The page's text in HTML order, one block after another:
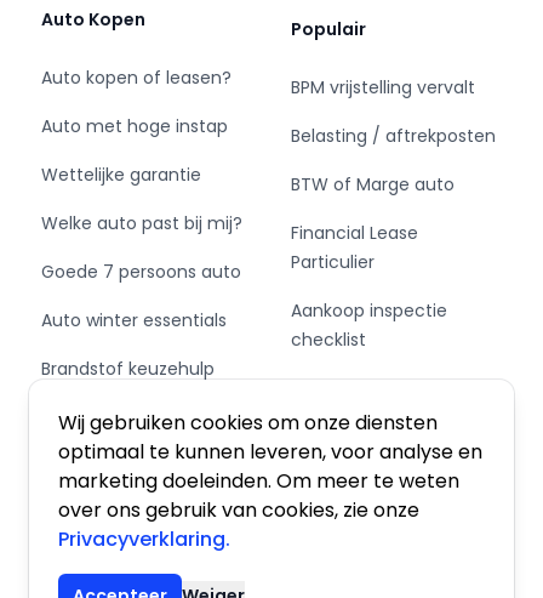
Wij gebruiken cookies om onze diensten
optimaal te kunnen leveren, voor analyse en
marketing doeleinden. Om meer te weten
over ons gebruik van cookies, zie onze
Privacyverklaring.
Auto Kopen
Auto kopen of leasen?
Auto met hoge instap
Wettelijke garantie
Welke auto past bij mij?
Goede 7 persoons auto
Auto winter essentials
Brandstof keuzehulp
Schakel of automaat?
Populair
BPM vrijstelling vervalt
Belasting / aftrekposten
BTW of Marge auto
Financial Lease
Particulier
Aankoop inspectie
checklist
Private Leasen,
Financieren of Kopen?